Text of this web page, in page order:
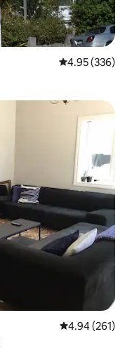
औसत रेटिंग 5 में से
4.95 (336)
औसत रेटिंग 5 में से
4.94 (261)